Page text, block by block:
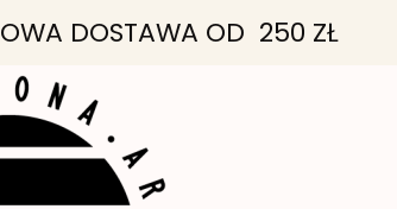
DOSTAWA OD 250 ZŁ